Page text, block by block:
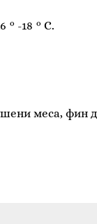
-18 ° C.
меса, фин